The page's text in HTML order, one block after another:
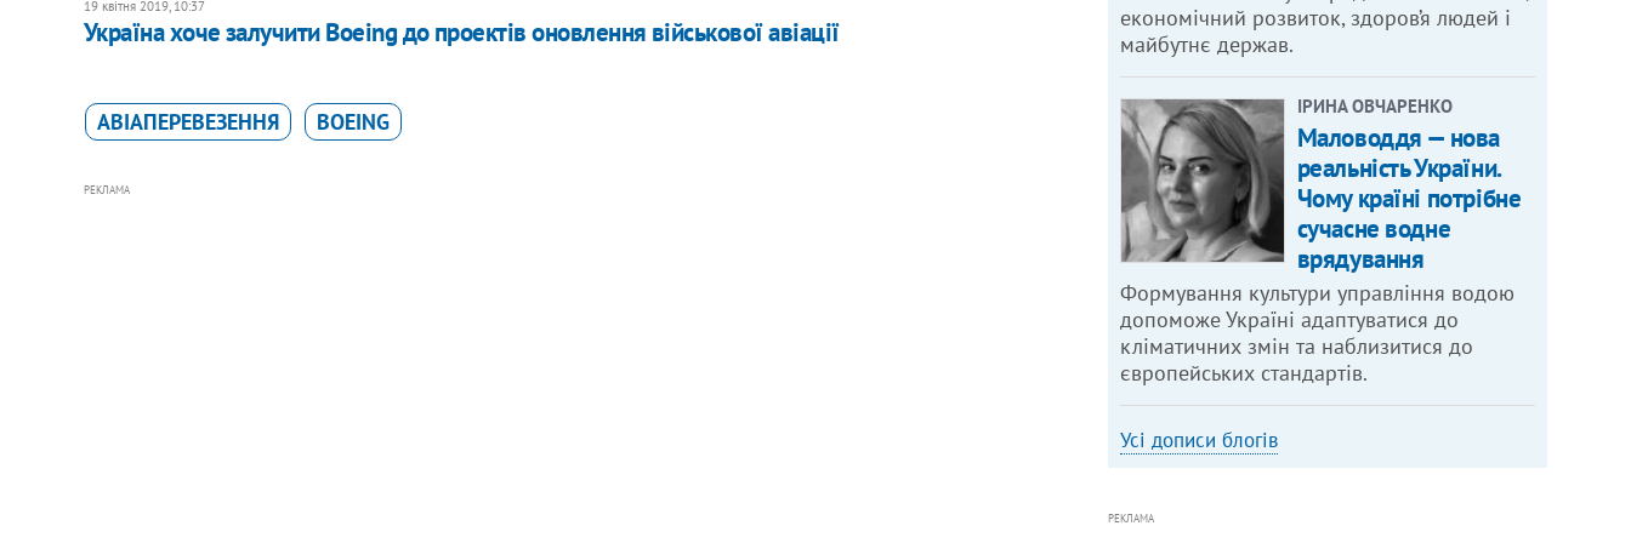
19 квітня 2019, 10:37
Україна хоче залучити Boeing до проектів оновлення військової авіації
АВІАПЕРЕВЕЗЕННЯ BOEING
РЕКЛАМА
економічний розвиток, здоров’я людей і
майбутнє держав.
ІРИНА ОВЧАРЕНКО
Маловоддя — нова
реальність України.
Чому країні потрібне
сучасне водне
врядування
Формування культури управління водою
допоможе Україні адаптуватися до
кліматичних змін та наблизитися до
європейських стандартів.
Усі дописи блогів
РЕКЛАМА